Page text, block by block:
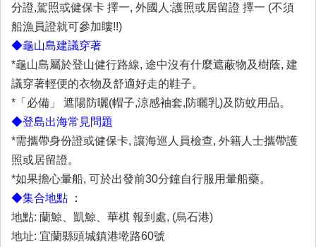
分證,駕照或健保卡 擇一, 外國人:護照或居留證 擇一 (不須
船漁員證就可參加瞜!!)
◆龜山島建議穿著
*龜山島屬於登山健行路線, 途中沒有什麼遮蔽物及樹蔭, 建
議穿著輕便的衣物及舒適好走的鞋子。
*「必備」 遮陽防曬(帽子,涼感袖套,防曬乳)及防蚊用品。
◆登島出海常見問題
*需攜帶身份證或健保卡, 讓海巡人員檢查, 外籍人士攜帶護
照或居留證。
*如果擔心暈船, 可於出發前30分鐘自行服用暈船藥。
◆集合地點 ：
地點: 蘭鯨、凱鯨、華棋 報到處, (烏石港)
地址: 宜蘭縣頭城鎮港墘路60號